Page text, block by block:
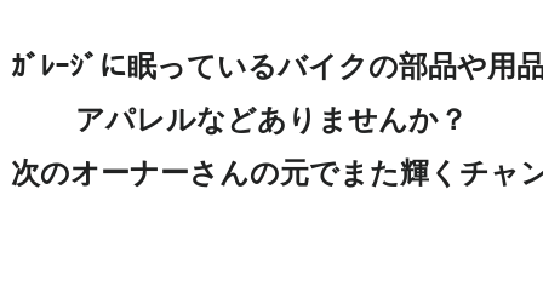
ｶﾞﾚｰｼﾞに眠っているバイクの部品や用
アパレルなどありませんか？
次のオーナーさんの元でまた輝くチャ